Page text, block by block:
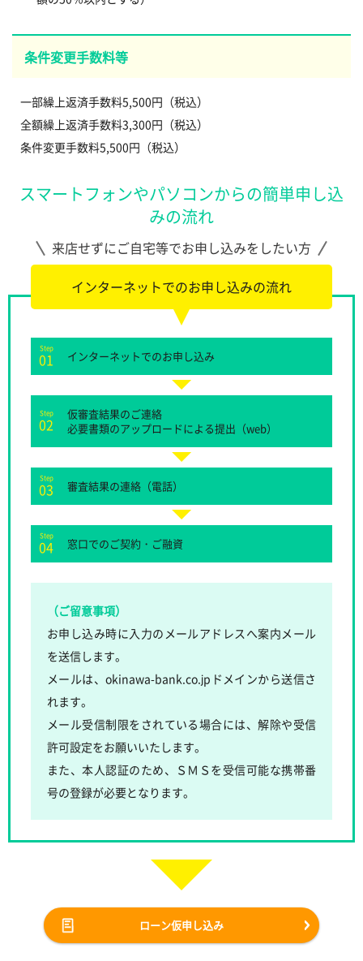
条件変更手数料等
一部繰上返済手数料5,500円（税込）
全額繰上返済手数料3,300円（税込）
条件変更手数料5,500円（税込）
スマートフォンやパソコンからの簡単申し込
みの流れ
来店せずにご自宅等でお申し込みをしたい方
インターネットでのお申し込みの流れ
Step
01 インターネットでのお申し込み
Step
02
仮審査結果のご連絡
必要書類のアップロードによる提出（web）
Step
03 審査結果の連絡（電話）
Step
04 窓口でのご契約・ご融資
（ご留意事項）
お申し込み時に入力のメールアドレスへ案内メール
を送信します。
メールは、okinawa-bank.co.jpドメインから送信さ
れます。
メール受信制限をされている場合には、解除や受信
許可設定をお願いいたします。
また、本人認証のため、ＳＭＳを受信可能な携帯番
号の登録が必要となります。
ローン仮申し込み